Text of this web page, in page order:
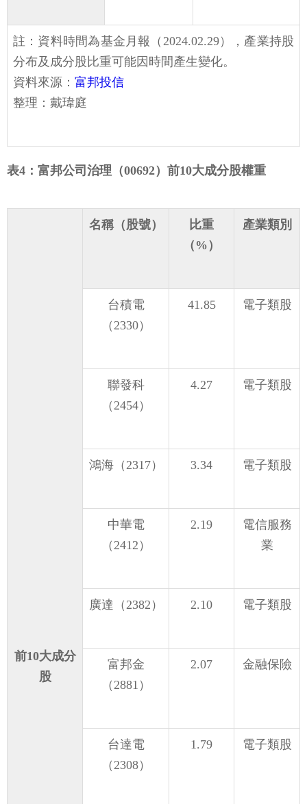
註：資料時間為基金月報（2024.02.29），產業持股
分布及成分股比重可能因時間產生變化。
資料來源： 富邦投信
整理：戴瑋庭
表4：富邦公司治理（00692）前10大成分股權重
前10大成分
股
名稱（股號）
比重
（%）
產業類別
台積電
（2330）
41.85 電子類股
聯發科
（2454）
4.27 電子類股
鴻海（2317） 3.34 電子類股
中華電
（2412）
2.19
電信服務
業
廣達（2382） 2.10 電子類股
富邦金
（2881）
2.07 金融保險
台達電
（2308）
1.79 電子類股